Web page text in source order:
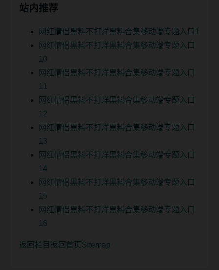
站内推荐
网红情侣黑料不打烊黑料合集移动端专题入口1
网红情侣黑料不打烊黑料合集移动端专题入口
10
网红情侣黑料不打烊黑料合集移动端专题入口
11
网红情侣黑料不打烊黑料合集移动端专题入口
12
网红情侣黑料不打烊黑料合集移动端专题入口
13
网红情侣黑料不打烊黑料合集移动端专题入口
14
网红情侣黑料不打烊黑料合集移动端专题入口
15
网红情侣黑料不打烊黑料合集移动端专题入口
16
返回栏目 返回首页 Sitemap